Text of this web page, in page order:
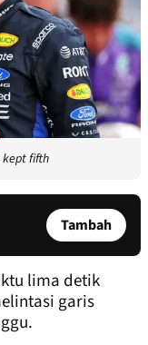
kept fifth
Tambah
lima detik
garis